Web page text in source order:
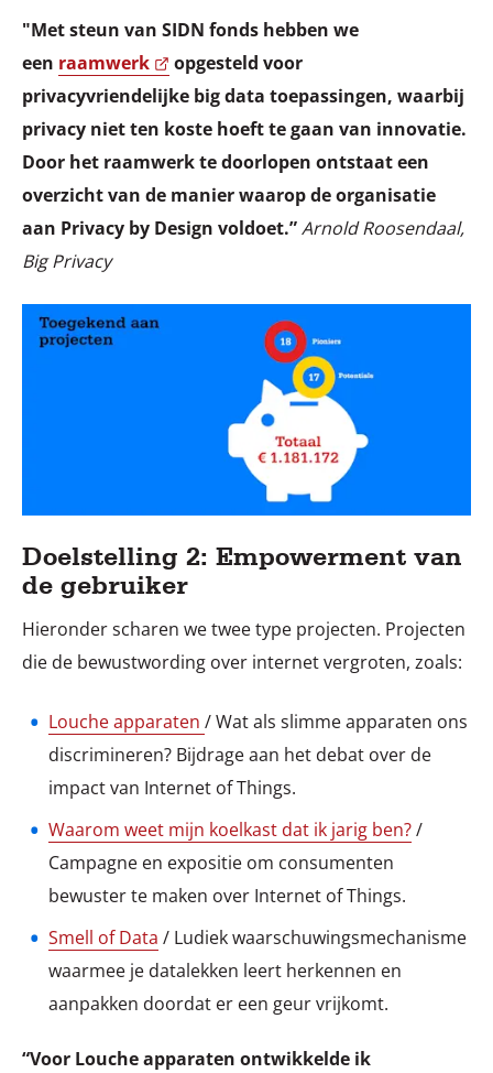
"Met steun van SIDN fonds hebben we
een raamwerk
opgesteld voor
privacyvriendelijke big data toepassingen, waarbij
privacy niet ten koste hoeft te gaan van innovatie.
Door het raamwerk te doorlopen ontstaat een
overzicht van de manier waarop de organisatie
aan Privacy by Design voldoet.”Arnold Roosendaal,
Big Privacy
Doelstelling 2: Empowerment van
de gebruiker
Hieronder scharen we twee type projecten. Projecten
die de bewustwording over internet vergroten, zoals:
Louche apparaten / Wat als slimme apparaten ons
discrimineren? Bijdrage aan het debat over de
impact van Internet of Things.
Waarom weet mijn koelkast dat ik jarig ben?/
Campagne en expositie om consumenten
bewuster te maken over Internet of Things.
Smell of Data / Ludiek waarschuwingsmechanisme
waarmee je datalekken leert herkennen en
aanpakken doordat er een geur vrijkomt.
“Voor Louche apparaten ontwikkelde ik